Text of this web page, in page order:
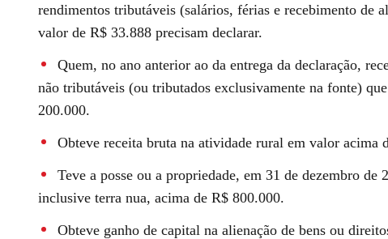
rendimentos tributáveis (salários, férias e recebimento de
valor de R$ 33.888 precisam declarar.
Quem, no ano anterior ao da entrega da declaração,
não tributáveis (ou tributados exclusivamente na fonte)
200.000.
Obteve receita bruta na atividade rural em valor acima
Teve a posse ou a propriedade, em 31 de dezembro de
inclusive terra nua, acima de R$ 800.000.
Obteve ganho de capital na alienação de bens ou